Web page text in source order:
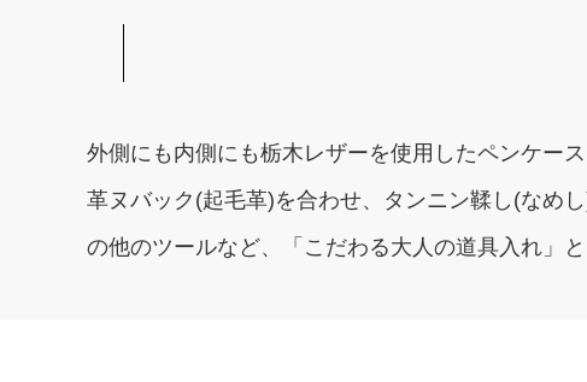
外側にも内側にも栃木レザーを使用したペンケー
革ヌバック(起毛革)を合わせ、タンニン鞣し(なめ
の他のツールなど、「こだわる大人の道具入れ」